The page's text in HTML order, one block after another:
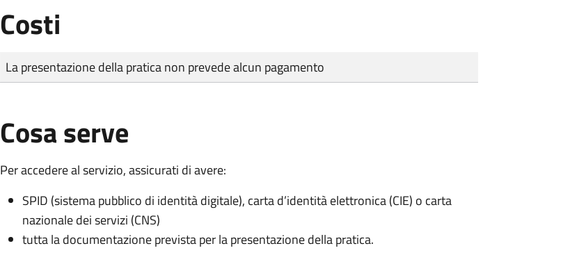
Costi
Tipo di pagamento
Importo
La presentazione della pratica non prevede alcun pagamento
Cosa serve
Per accedere al servizio, assicurati di avere:
SPID (sistema pubblico di identità digitale), carta d’identità elettronica (CIE) o carta
nazionale dei servizi (CNS)
tutta la documentazione prevista per la presentazione della pratica.